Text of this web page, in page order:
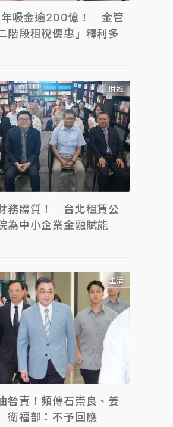
吸金逾200億！ 金管
階段租稅優惠」釋利多
財經
務體質！ 台北租賃公
為中小企業金融賦能
生活
咎責！頻傳石崇良、姜
福部：不予回應